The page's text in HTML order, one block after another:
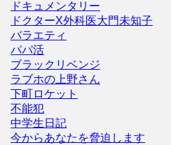
ドキュメンタリー
ドクターX外科医大門未知子
バラエティ
パパ活
ブラックリベンジ
ラブホの上野さん
下町ロケット
不能犯
中学生日記
今からあなたを脅迫します